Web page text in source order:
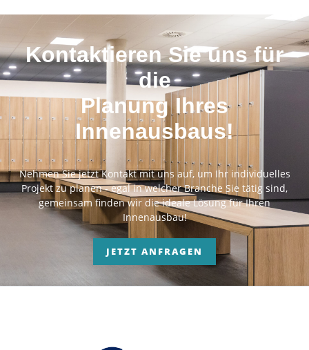
Kontaktieren Sie uns für
die
Planung Ihres
Innenausbaus!
Nehmen Sie jetzt Kontakt mit uns auf, um Ihr individuelles
Projekt zu planen - egal in welcher Branche Sie tätig sind,
gemeinsam finden wir die ideale Lösung für Ihren
Innenausbau!
JETZT ANFRAGEN